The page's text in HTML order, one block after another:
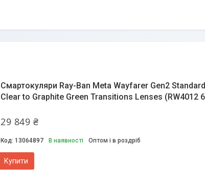
Смартокуляри Ray-Ban Meta Wayfarer Gen2
Clear to Graphite Green Transitions Lenses (RW4012
29 849 ₴
13064897 В наявності Оптом і в роздріб
Купити